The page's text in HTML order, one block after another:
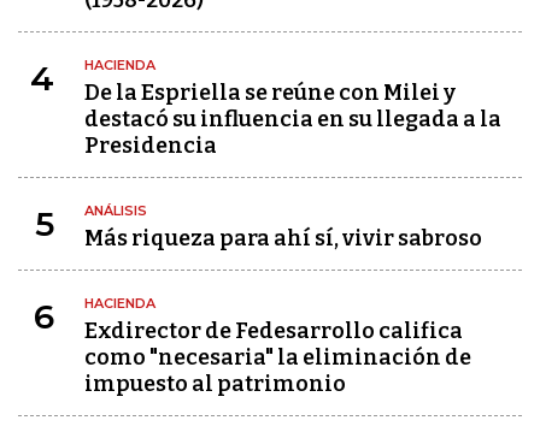
4 HACIENDA
De la Espriella se reúne con Milei y
destacó su influencia en su llegada a la
Presidencia
5 ANÁLISIS
Más riqueza para ahí sí, vivir sabroso
6 HACIENDA
Exdirector de Fedesarrollo califica
como "necesaria" la eliminación de
impuesto al patrimonio